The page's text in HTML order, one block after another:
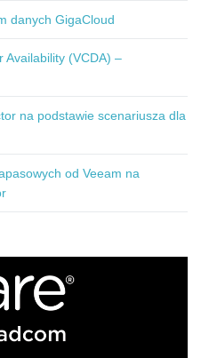
danych GigaCloud
Availability (VCDA) –
na podstawie scenariusza dla
od Veeam na